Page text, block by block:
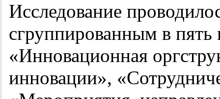
Исследование
сгруппированным в
«Инновационная
инновации»,